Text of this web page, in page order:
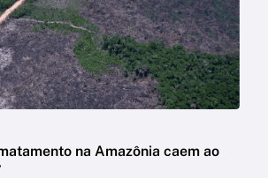
na Amazônia caem ao